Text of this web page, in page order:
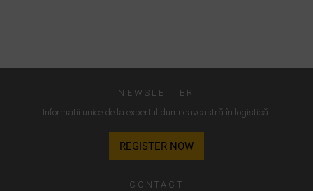
CONTACT
NEWSLETTER
Informații unice de la expertul dumneavoastră în logistică.
REGISTER NOW
monitorizare, eventual fără căi de atac legale. Dacă faceți
clic pe „Acceptare numai cookie-uri esențiale”, transferul
descris mai sus nu va avea loc.